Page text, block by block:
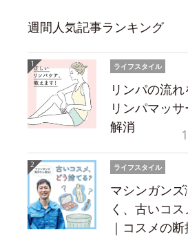
週間人気記事ランキング
ライフスタイル
リンパの流
リンパマッ
解消
ライフスタイル
マシンガン
く、古いコ
｜コスメの